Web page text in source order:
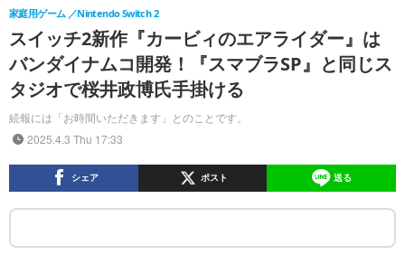
スイッチ2新作『カービィのエアライダー』は
バンダイナムコ開発！『スマブラSP』と同じス
タジオで桜井政博氏手掛ける
続報には「お時間いただきます」とのことです。
家庭用ゲーム Nintendo Switch 2
2025.4.3 Thu 17:33
シェア ポスト 送る